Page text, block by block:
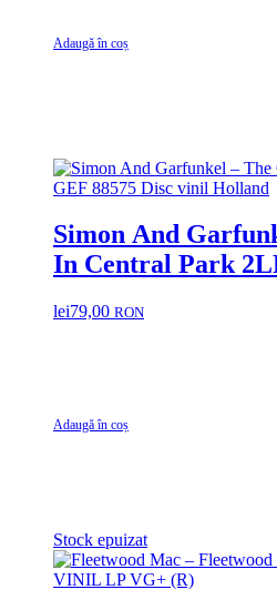
Adaugă în coș
Simon And
In Central Park 2LP GEF 88575
lei79,00 RON
Adaugă în coș
Stock epuizat